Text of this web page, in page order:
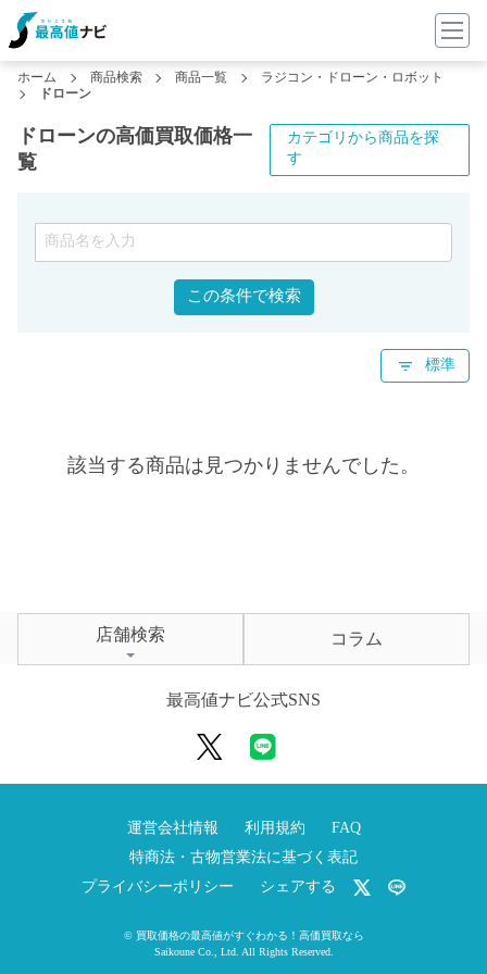
ホーム 商品検索 商品一覧
ラジコン・ドローン・ロボット
ドローン
ドローンの高価買取価格一
覧
カテゴリから商品を探
す
この条件で検索
標準
該当する商品は見つかりませんでした。
店舗検索 コラム
最高値ナビ公式SNS
運営会社情報 利用規約
FAQ
特商法・古物営業法に基づく表記
プライバシーポリシー
シェアする
© 買取価格の最高値がすぐわかる！高価買取なら
Saikoune Co., Ltd. All Rights Reserved.